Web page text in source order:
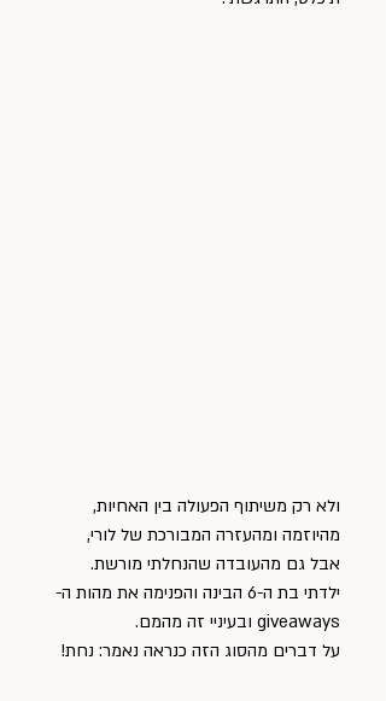
ולא רק משיתוף הפעולה בין האחיות,
מהיוזמה ומהעזרה המבורכת של לורי,
אבל גם מהעובדה שהנחלתי מורשת.
ילדתי בת ה-6 הבינה והפנימה את מהות ה-
giveaways ובעיניי זה מהמם.
על דברים מהסוג הזה כנראה נאמר: נחת!